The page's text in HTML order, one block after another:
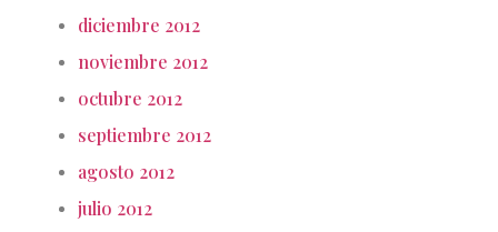
diciembre 2012
noviembre 2012
octubre 2012
septiembre 2012
agosto 2012
julio 2012